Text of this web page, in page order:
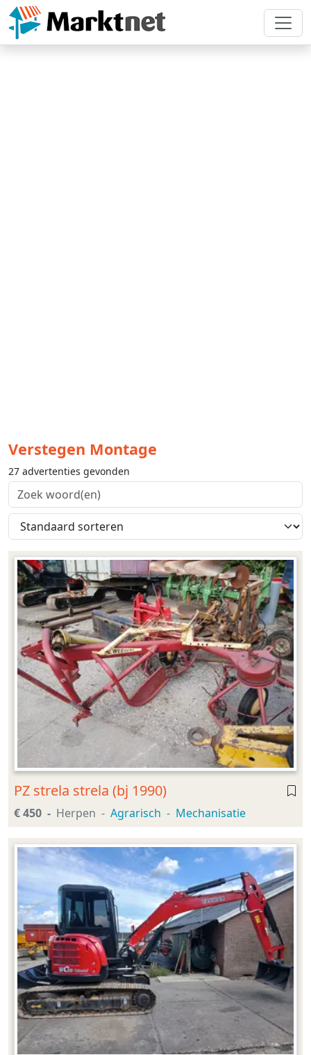
Verstegen Montage
27 advertenties gevonden
PZ strela strela (bj 1990)
€ 450 Herpen Agrarisch Mechanisatie